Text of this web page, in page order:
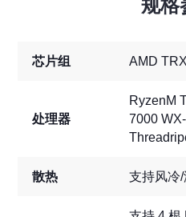
规格
芯片组 AMD
处理器
RyzenM
7000
散热 支持风冷